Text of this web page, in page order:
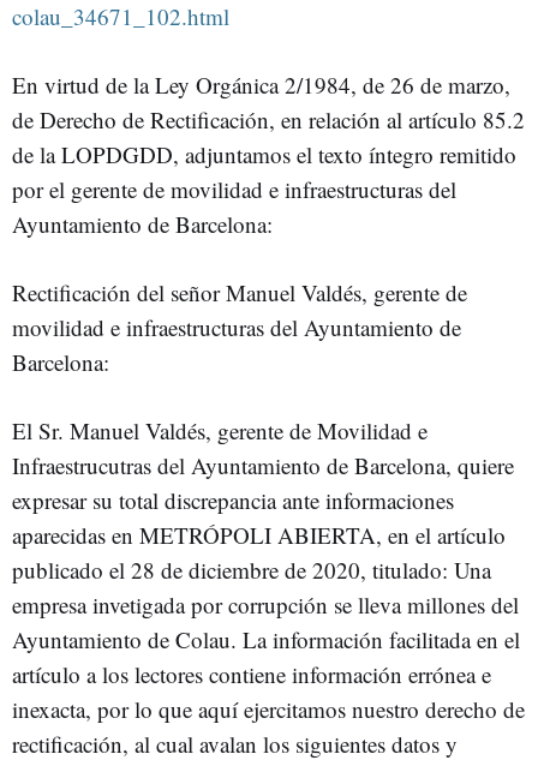
colau_34671_102.html
En virtud de la Ley Orgánica 2/1984, de 26 de marzo,
de Derecho de Rectificación, en relación al artículo 85.2
de la LOPDGDD, adjuntamos el texto íntegro remitido
por el gerente de movilidad e infraestructuras del
Ayuntamiento de Barcelona:
Rectificación del señor Manuel Valdés, gerente de
movilidad e infraestructuras del Ayuntamiento de
Barcelona:
El Sr. Manuel Valdés, gerente de Movilidad e
Infraestrucutras del Ayuntamiento de Barcelona, quiere
expresar su total discrepancia ante informaciones
aparecidas en METRÓPOLI ABIERTA, en el artículo
publicado el 28 de diciembre de 2020, titulado: Una
empresa invetigada por corrupción se lleva millones del
Ayuntamiento de Colau. La información facilitada en el
artículo a los lectores contiene información errónea e
inexacta, por lo que aquí ejercitamos nuestro derecho de
rectificación, al cual avalan los siguientes datos y